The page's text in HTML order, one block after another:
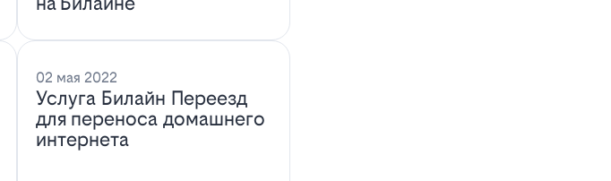
02 мая 2022
Услуга Билайн Переезд
для переноса домашнего
интернета